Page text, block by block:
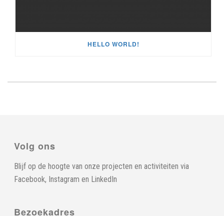
HELLO WORLD!
Volg ons
Blijf op de hoogte van onze projecten en activiteiten via
Facebook, Instagram en LinkedIn
Bezoekadres